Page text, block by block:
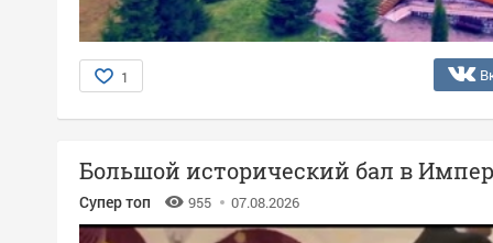
1
Большой исторический бал в
Супер топ 955 07.08.2026